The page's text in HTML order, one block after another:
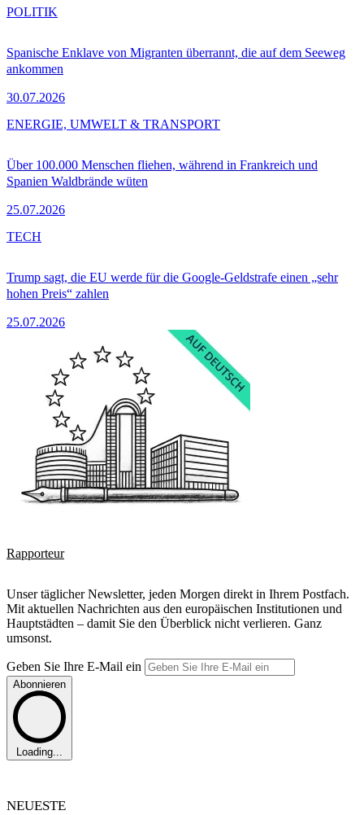
Spanische Enklave von Migranten überrannt, die auf dem Seeweg
ankommen
30.07.2026
POLITIK
Über 100.000 Menschen fliehen, während in Frankreich und
Spanien Waldbrände wüten
25.07.2026
ENERGIE, UMWELT & TRANSPORT
Trump sagt, die EU werde für die Google-Geldstrafe einen „sehr
hohen Preis“ zahlen
25.07.2026
TECH
Rapporteur
Unser täglicher Newsletter, jeden Morgen direkt in Ihrem Postfach.
Mit aktuellen Nachrichten aus den europäischen Institutionen und
Hauptstädten – damit Sie den Überblick nicht verlieren. Ganz
umsonst.
Geben Sie Ihre E-Mail ein
Abonnieren
Loading...
NEUESTE